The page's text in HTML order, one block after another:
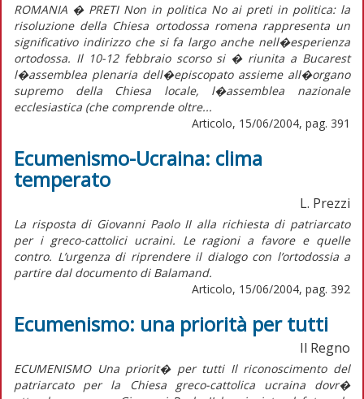
ROMANIA � PRETI Non in politica No ai preti in politica: la
risoluzione della Chiesa ortodossa romena rappresenta un
significativo indirizzo che si fa largo anche nell�esperienza
ortodossa. Il 10-12 febbraio scorso si � riunita a Bucarest
l�assemblea plenaria dell�episcopato assieme all�organo
supremo della Chiesa locale, l�assemblea nazionale
ecclesiastica (che comprende oltre...
Articolo, 15/06/2004, pag. 391
Ecumenismo-Ucraina: clima
temperato
L. Prezzi
La risposta di Giovanni Paolo II alla richiesta di patriarcato
per i greco-cattolici ucraini. Le ragioni a favore e quelle
contro. L’urgenza di riprendere il dialogo con l’ortodossia a
partire dal documento di Balamand.
Articolo, 15/06/2004, pag. 392
Ecumenismo: una priorità per tutti
Il Regno
ECUMENISMO Una priorit� per tutti Il riconoscimento del
patriarcato per la Chiesa greco-cattolica ucraina dovr�